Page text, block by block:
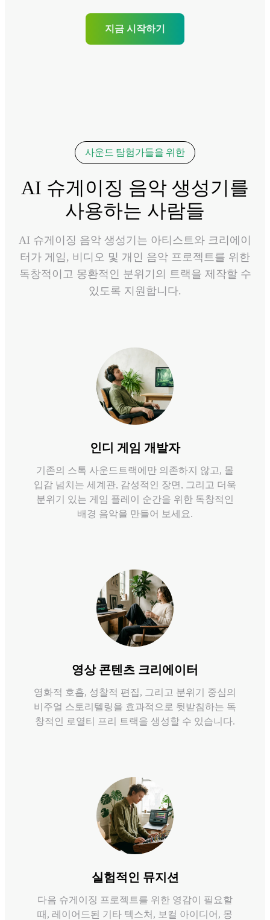
지금 시작하기
사운드 탐험가들을 위한
AI 슈게이징 음악 생성기를
사용하는 사람들
AI 슈게이징 음악 생성기는 아티스트와 크리에이
터가 게임, 비디오 및 개인 음악 프로젝트를 위한
독창적이고 몽환적인 분위기의 트랙을 제작할 수
있도록 지원합니다.
인디 게임 개발자
기존의 스톡 사운드트랙에만 의존하지 않고, 몰
입감 넘치는 세계관, 감성적인 장면, 그리고 더욱
분위기 있는 게임 플레이 순간을 위한 독창적인
배경 음악을 만들어 보세요.
영상 콘텐츠 크리에이터
영화적 호흡, 성찰적 편집, 그리고 분위기 중심의
비주얼 스토리텔링을 효과적으로 뒷받침하는 독
창적인 로열티 프리 트랙을 생성할 수 있습니다.
실험적인 뮤지션
다음 슈게이징 프로젝트를 위한 영감이 필요할
때, 레이어드된 기타 텍스처, 보컬 아이디어, 몽